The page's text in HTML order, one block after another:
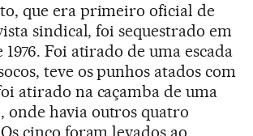
que era primeiro oficial de
sindical, foi sequestrado em
Foi atirado de uma escada
teve os punhos atados com
atirado na caçamba de uma
onde havia outros quatro
cinco foram levados ao